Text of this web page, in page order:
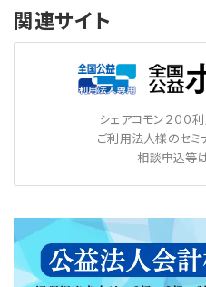
関連サイト
シェアコモン２００
ご利用法人様のセミ
相談申込等は